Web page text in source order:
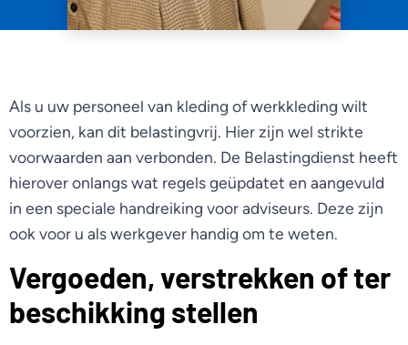
Als u uw personeel van kleding of werkkleding wilt
voorzien, kan dit belastingvrij. Hier zijn wel strikte
voorwaarden aan verbonden. De Belastingdienst heeft
hierover onlangs wat regels geüpdatet en aangevuld
in een speciale handreiking voor adviseurs. Deze zijn
ook voor u als werkgever handig om te weten.
Vergoeden, verstrekken of ter
beschikking stellen